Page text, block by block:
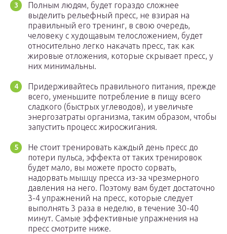
Полным людям, будет гораздо сложнее
выделить рельефный пресс, не взирая на
правильный его тренинг, в свою очередь,
человеку с худощавым телосложением, будет
относительно легко накачать пресс, так как
жировые отложения, которые скрывает пресс, у
них минимальны.
Придерживайтесь правильного питания, прежде
всего, уменьшите потребление в пищу всего
сладкого (быстрых углеводов), и увеличьте
энергозатраты организма, таким образом, чтобы
запустить процесс жиросжигания.
Не стоит тренировать каждый день пресс до
потери пульса, эффекта от таких тренировок
будет мало, вы можете просто сорвать,
надорвать мышцу пресса из-за чрезмерного
давления на него. Поэтому вам будет достаточно
3-4 упражнений на пресс, которые следует
выполнять 3 раза в неделю, в течение 30-40
минут. Самые эффективные упражнения на
пресс смотрите ниже.